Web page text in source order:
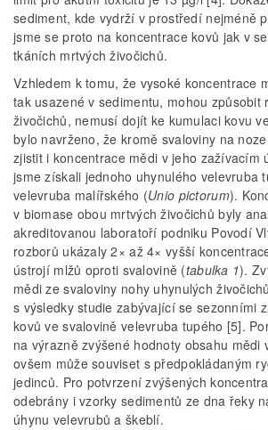
sediment, kde vydrží v prostředí nejméně
jsme se proto na koncentrace kovů jak v
tkáních mrtvých živočichů.
Vzhledem k tomu, že vysoké koncentrace
tak usazené v sedimentu, mohou způsobit
živočichů, nemusí dojít ke kumulaci kovu
bylo navrženo, že kromě svaloviny na
zjistit i koncentrace mědi v jeho zažívacím
jsme získali jednoho uhynulého velevruba
velevruba malířského (Unio pictorum).
v biomase obou mrtvých živočichů byly
akreditovanou laboratoří podniku Povodí
rozborů ukázaly 2× až 4× vyšší
ústrojí mlžů oproti svalovině (tabulka 1).
mědi ze svaloviny nohy uhynulých
s výsledky studie zabývající se sezonními
kovů ve svalovině velevruba tupého [5].
na výrazně zvýšené hodnoty obsahu mědi
ovšem může souviset s předpokládaným
jedinců. Pro potvrzení zvýšených
odebrány i vzorky sedimentů ze dna řeky
úhynu velevrubů a škeblí.